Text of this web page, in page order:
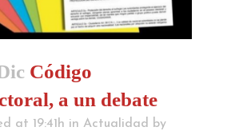
Código
a un debate
at 19:41h in Actualidad
by